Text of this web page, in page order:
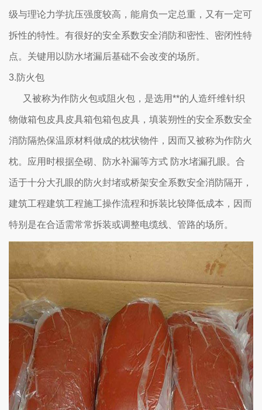
级与理论力学抗压强度较高，能肩负一定总重，又有一定可
拆性的特性。有很好的安全系数安全消防和密性、密闭性特
点。关键用以防水堵漏后基础不会改变的场所。
3.防火包
又被称为作防火包或阻火包，是选用**的人造纤维针织
物做箱包皮具皮具箱包箱包皮具，填装朔性的安全系数安全
消防隔热保温原材料做成的枕状物件，因而又被称为作防火
枕。应用时根据垒砌、防水补漏等方式 防水堵漏孔眼。合
适于十分大孔眼的防火封堵或桥架安全系数安全消防隔开，
建筑工程建筑工程施工操作流程和拆装比较降低成本，因而
特别是在合适需常常拆装或调整电缆线、管路的场所。